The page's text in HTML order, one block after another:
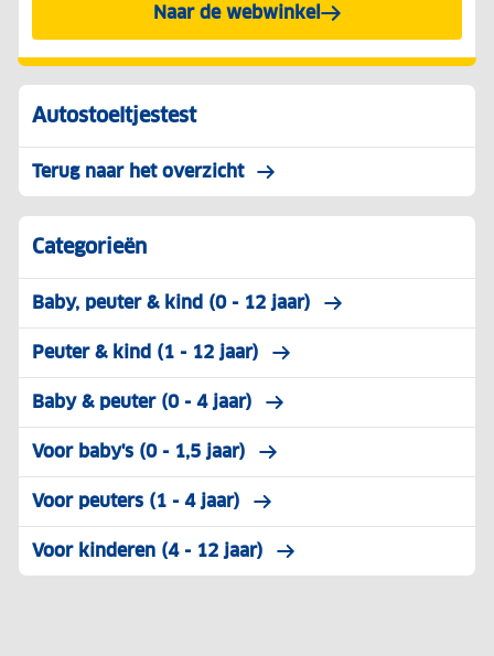
Naar de webwinkel
Autostoeltjestest
Terug naar het overzicht
Categorieën
Baby, peuter & kind (0 - 12 jaar)
Peuter & kind (1 - 12 jaar)
Baby & peuter (0 - 4 jaar)
Voor baby's (0 - 1,5 jaar)
Voor peuters (1 - 4 jaar)
Voor kinderen (4 - 12 jaar)